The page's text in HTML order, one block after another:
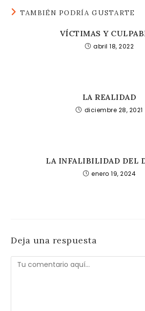
TAMBIÉN PODRÍA GUSTARTE
VÍCTIMAS Y
abril 18, 2022
LA REALIDAD
diciembre 28, 2021
LA INFALIBILIDAD DEL
enero 19, 2024
Deja una respuesta
Comentario